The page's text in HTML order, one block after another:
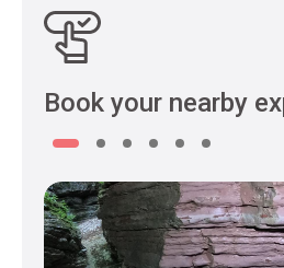
Book your nearby